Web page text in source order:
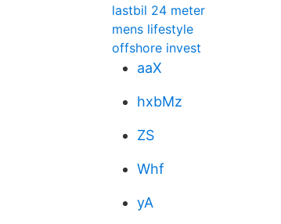
lastbil 24 meter
mens lifestyle
offshore invest
aaX
hxbMz
ZS
Whf
yA